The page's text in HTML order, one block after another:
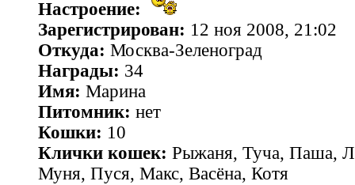
Настроение:
Зарегистрирован: 12 ноя 2008, 21:02
Откуда: Москва-Зеленоград
Награды: 34
Имя: Марина
Питомник: нет
Кошки: 10
Клички кошек: Рыжаня, Туча, Паша,
Муня, Пуся, Макс, Васёна, Котя